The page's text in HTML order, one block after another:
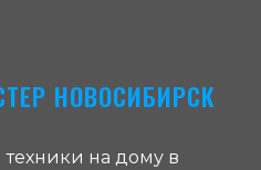
НОВОСИБИРСК
на дому в